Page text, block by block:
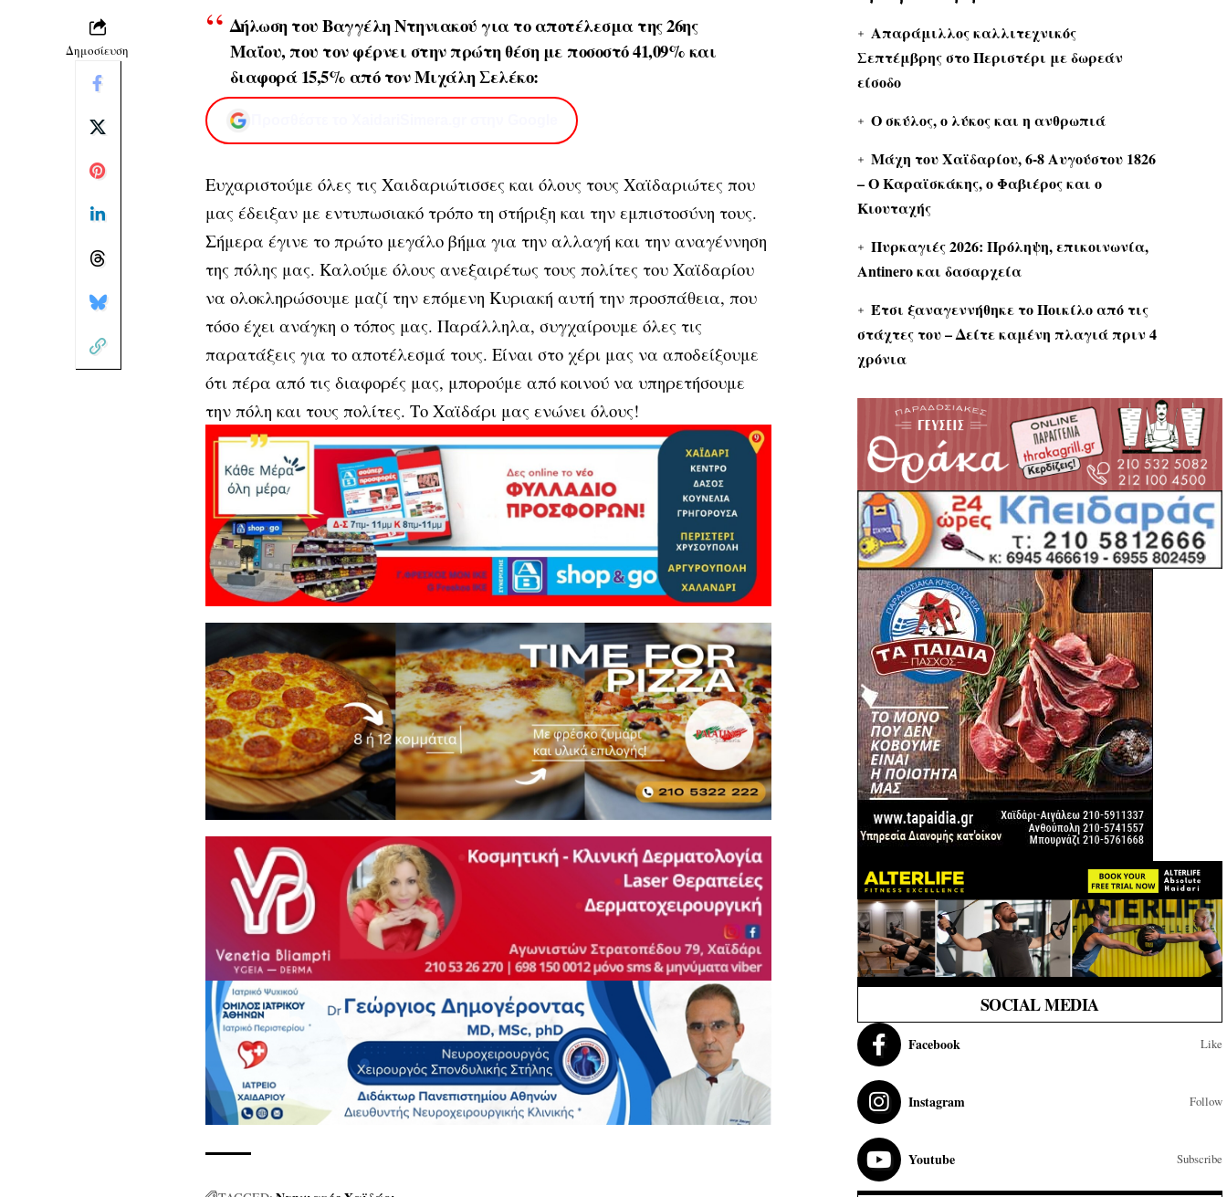
Δημοσίευση
Δήλωση του Βαγγέλη Ντηνιακού για το αποτέλεσμα της 26ης
Μαΐου, που τον φέρνει στην πρώτη θέση με ποσοστό 41,09% και
διαφορά 15,5% από τον Μιχάλη Σελέκο:
Ευχαριστούμε όλες τις Χαιδαριώτισσες και όλους τους Χαϊδαριώτες που
μας έδειξαν με εντυπωσιακό τρόπο τη στήριξη και την εμπιστοσύνη τους.
Σήμερα έγινε το πρώτο μεγάλο βήμα για την αλλαγή και την αναγέννηση
της πόλης μας. Καλούμε όλους ανεξαιρέτως τους πολίτες του Χαϊδαρίου
να ολοκληρώσουμε μαζί την επόμενη Κυριακή αυτή την προσπάθεια, που
τόσο έχει ανάγκη ο τόπος μας. Παράλληλα, συγχαίρουμε όλες τις
παρατάξεις για το αποτέλεσμά τους. Είναι στο χέρι μας να αποδείξουμε
ότι πέρα από τις διαφορές μας, μπορούμε από κοινού να υπηρετήσουμε
την πόλη και τους πολίτες. Το Χαϊδάρι μας ενώνει όλους!
Απαράμιλλος καλλιτεχνικός
Σεπτέμβρης στο Περιστέρι με δωρεάν
είσοδο
Ο σκύλος, ο λύκος και η ανθρωπιά
Μάχη του Χαϊδαρίου, 6-8 Αυγούστου 1826
– Ο Καραϊσκάκης, ο Φαβιέρος και ο
Κιουταχής
Πυρκαγιές 2026: Πρόληψη, επικοινωνία,
Antinero και δασαρχεία
Έτσι ξαναγεννήθηκε το Ποικίλο από τις
στάχτες του – Δείτε καμένη πλαγιά πριν 4
χρόνια
SOCIAL MEDIA
Facebook Like
Instagram Follow
Youtube Subscribe